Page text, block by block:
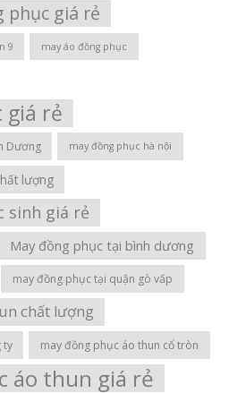
phục giá rẻ
9 may áo đồng phục
giá rẻ
Dương may đồng phục hà nội
lượng
sinh giá rẻ
May đồng phục tại bình dương
may đồng phục tại quận gò vấp
chất lượng
ty may đồng phục áo thun cổ tròn
áo thun giá rẻ